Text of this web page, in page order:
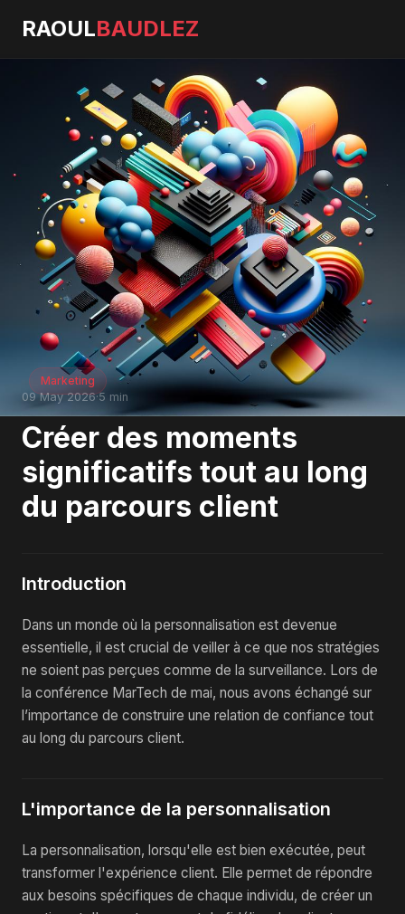
RAOULBAUDLEZ
Marketing
09 May 2026·5 min
Créer des moments
significatifs tout au long
du parcours client
Introduction
Dans un monde où la personnalisation est devenue
essentielle, il est crucial de veiller à ce que nos stratégies
ne soient pas perçues comme de la surveillance. Lors de
la conférence MarTech de mai, nous avons échangé sur
l’importance de construire une relation de confiance tout
au long du parcours client.
L'importance de la personnalisation
La personnalisation, lorsqu'elle est bien exécutée, peut
transformer l'expérience client. Elle permet de répondre
aux besoins spécifiques de chaque individu, de créer un